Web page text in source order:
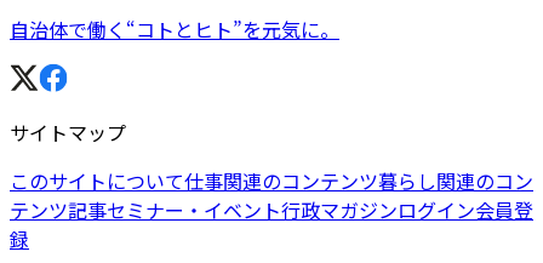
自治体で働く“コトとヒト”を元気に。
サイトマップ
このサイトについて仕事関連のコンテンツ暮らし関連のコン
テンツ記事セミナー・イベント行政マガジンログイン会員登
録